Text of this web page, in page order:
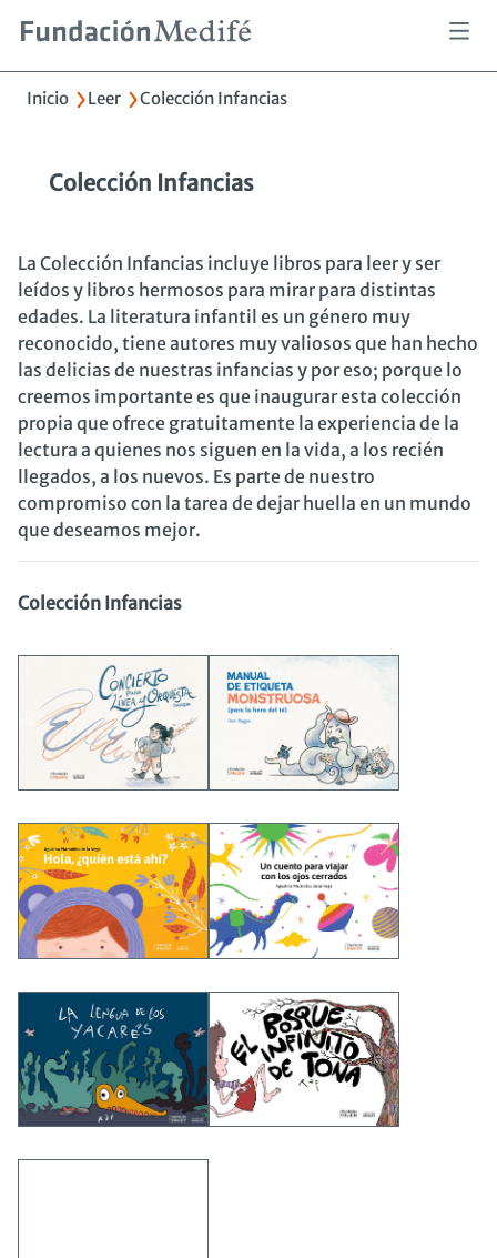
Pasar
principal
Sobrescribir
enlaces
Inicio Leer Colección Infancias
Colección Infancias
La Colección Infancias incluye libros para leer y ser
leídos y libros hermosos para mirar para distintas
edades. La literatura infantil es un género muy
reconocido, tiene autores muy valiosos que han hecho
las delicias de nuestras infancias y por eso; porque lo
creemos importante es que inaugurar esta colección
propia que ofrece gratuitamente la experiencia de la
lectura a quienes nos siguen en la vida, a los recién
llegados, a los nuevos. Es parte de nuestro
compromiso con la tarea de dejar huella en un mundo
que deseamos mejor.
Colección Infancias